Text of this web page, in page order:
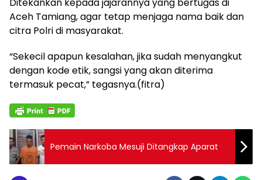
Ditekankan kepada jajarannya yang bertugas di
Aceh Tamiang, agar tetap menjaga nama baik dan
citra Polri di masyarakat.
“Sekecil apapun kesalahan, jika sudah menyangkut
dengan kode etik, sangsi yang akan diterima
termasuk pecat,” tegasnya.(fitra)
Pemain Narkoba Mesuji Ditangkap Aparat